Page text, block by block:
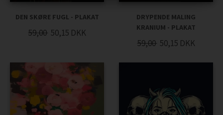
DEN SKØRE FUGL - PLAKAT
59,00 50,15 DKK
DRYPENDE MALING
KRANIUM - PLAKAT
59,00 50,15 DKK